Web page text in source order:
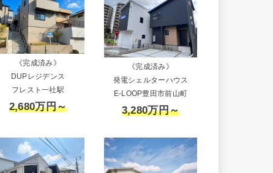
《完成済み》
DUPレジデンス
フレスト一社駅
2,680万円～
《完成済み》
発電シェルターハウス
E-LOOP豊田市前山町
3,280万円～